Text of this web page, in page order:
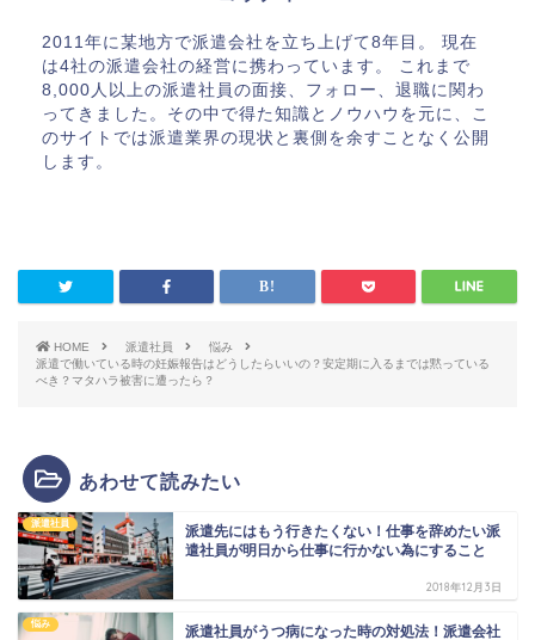
2011年に某地方で派遣会社を立ち上げて8年目。 現在
は4社の派遣会社の経営に携わっています。 これまで
8,000人以上の派遣社員の面接、フォロー、退職に関わ
ってきました。その中で得た知識とノウハウを元に、こ
のサイトでは派遣業界の現状と裏側を余すことなく公開
します。
HOME 派遣社員
悩み
派遣で働いている時の妊娠報告はどうしたらいいの？安定期に入るまでは黙っている
べき？マタハラ被害に遭ったら？
あわせて読みたい
派遣社員
派遣先にはもう行きたくない！仕事を辞めたい派
遣社員が明日から仕事に行かない為にすること
2018年12月3日
悩み
派遣社員がうつ病になった時の対処法！派遣会社